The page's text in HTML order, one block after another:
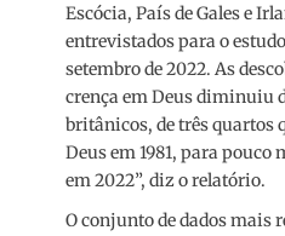
Escócia, País de Gales e
entrevistados para o
setembro de 2022. As
crença em Deus diminuiu
britânicos, de três quartos
Deus em 1981, para pouco
em 2022”, diz o relatório.
O conjunto de dados mais